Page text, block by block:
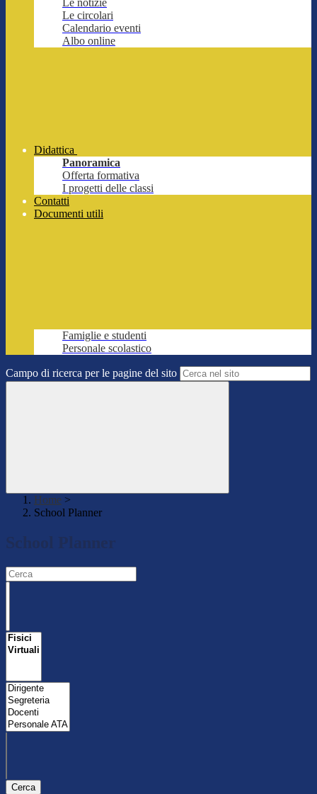
Le notizie
Le circolari
Calendario eventi
Albo online
Didattica
Panoramica
Offerta formativa
I progetti delle classi
Contatti
Documenti utili
Famiglie e studenti
Personale scolastico
Campo di ricerca per le pagine del sito
Home >
School Planner
School Planner
Cerca